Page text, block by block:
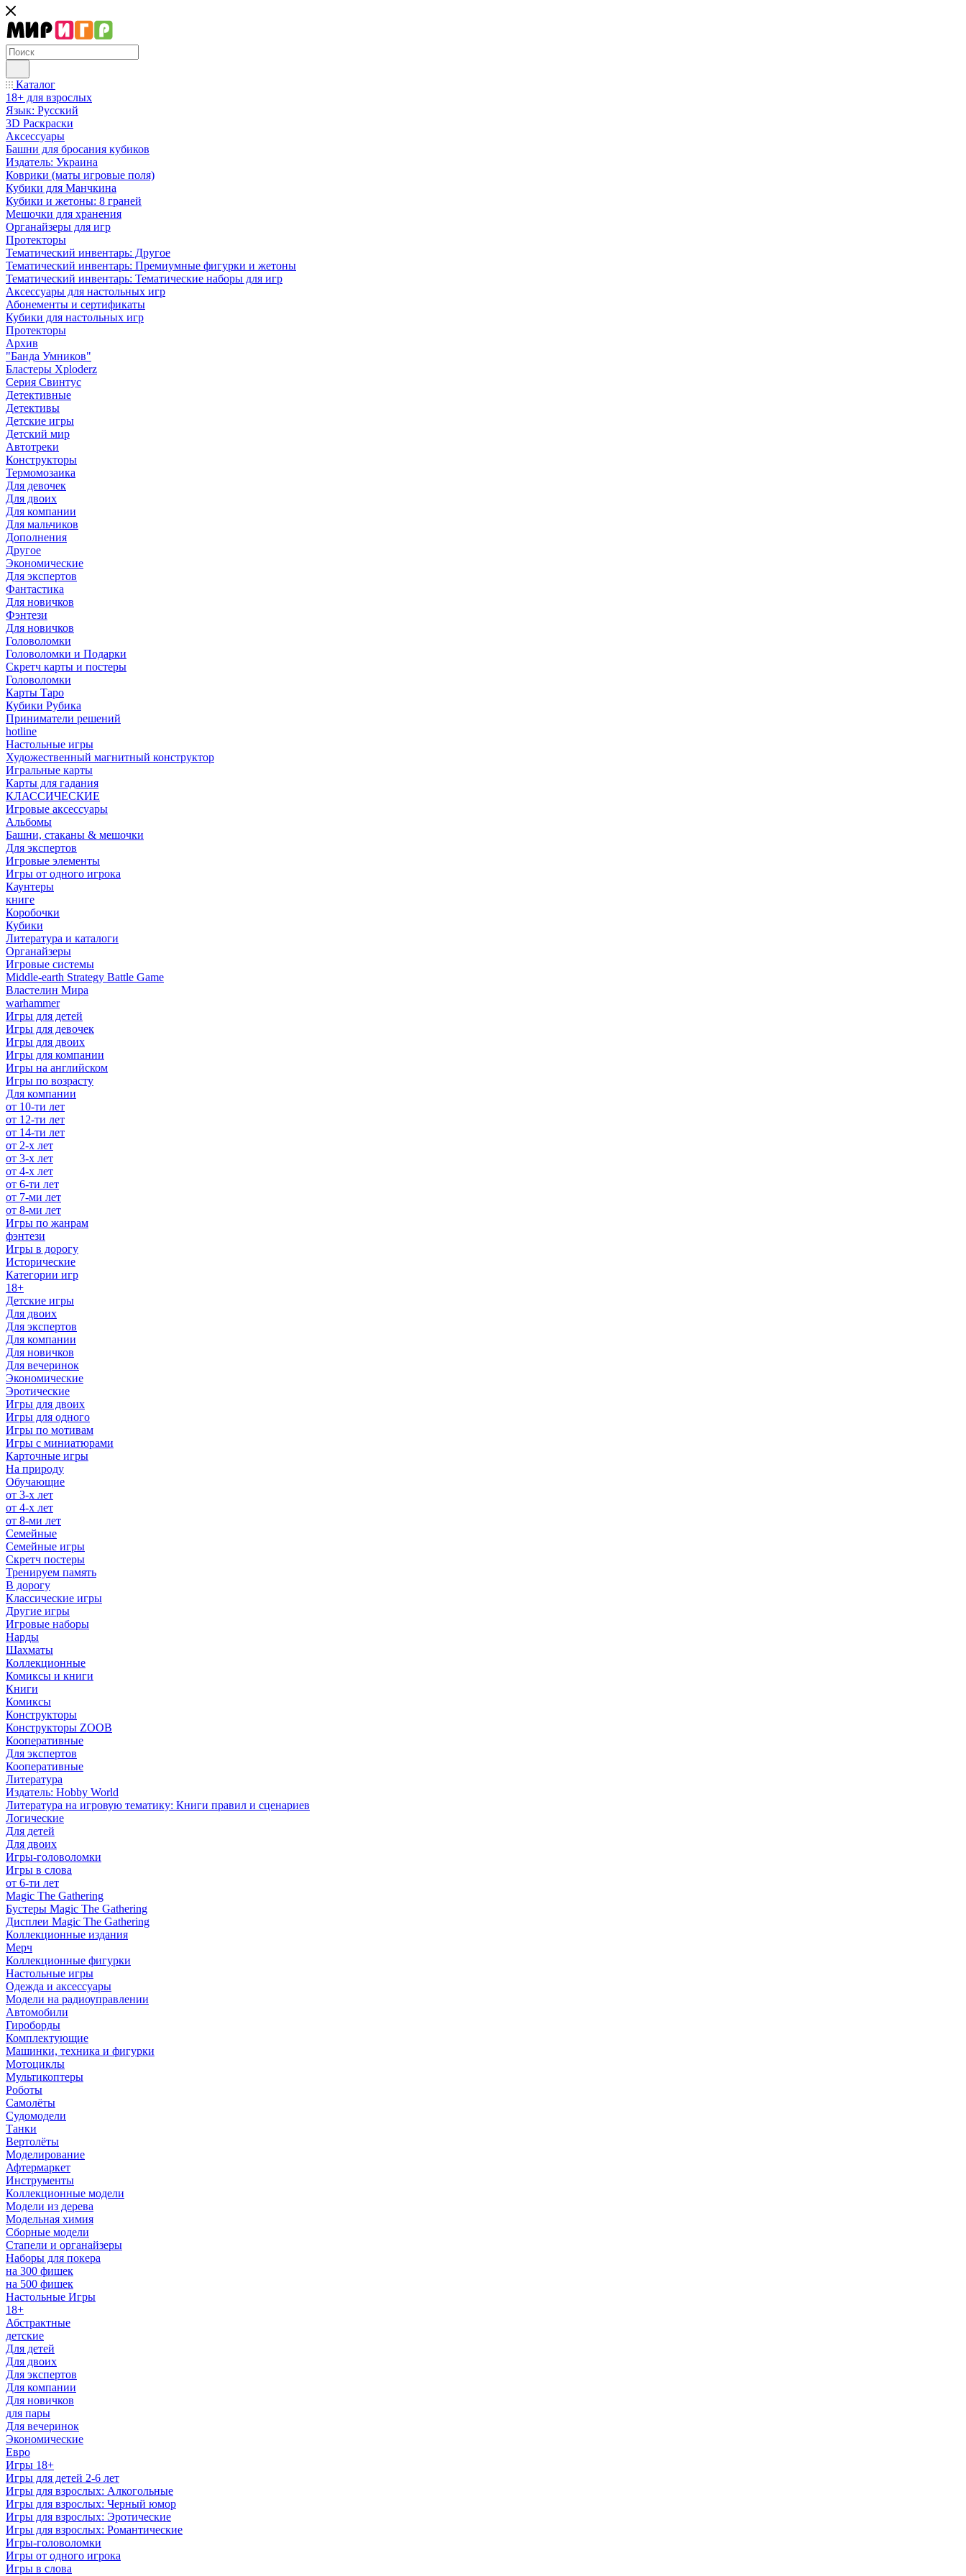
Каталог
18+ для взрослых
Язык: Русский
3D Раскраски
Аксессуары
Башни для бросания кубиков
Издатель: Украина
Коврики (маты игровые поля)
Кубики для Манчкина
Кубики и жетоны: 8 граней
Мешочки для хранения
Органайзеры для игр
Протекторы
Тематический инвентарь: Другое
Тематический инвентарь: Премиумные фигурки и жетоны
Тематический инвентарь: Тематические наборы для игр
Аксессуары для настольных игр
Абонементы и сертификаты
Кубики для настольных игр
Протекторы
Архив
"Банда Умников"
Бластеры Xploderz
Cерия Свинтус
Детективные
Детективы
Детские игры
Детский мир
Автотреки
Конструкторы
Термомозаика
Для девочек
Для двоих
Для компании
Для мальчиков
Дополнения
Другое
Экономические
Для экспертов
Фантастика
Для новичков
Фэнтези
Для новичков
Головоломки
Головоломки и Подарки
Cкретч карты и постеры
Головоломки
Карты Таро
Кубики Рубика
Приниматели решений
hotline
Настольные игры
Художественный магнитный конструктор
Игральные карты
Карты для гадания
КЛАССИЧЕСКИЕ
Игровые аксессуары
Альбомы
Башни, стаканы & мешочки
Для экспертов
Игровые элементы
Игры от одного игрока
Каунтеры
книге
Коробочки
Кубики
Литература и каталоги
Органайзеры
Игровые системы
Middle-earth Strategy Battle Game
Властелин Мира
warhammer
Игры для детей
Игры для девочек
Игры для двоих
Игры для компании
Игры на английском
Игры по возрасту
Для компании
от 10-ти лет
от 12-ти лет
от 14-ти лет
от 2-х лет
от 3-х лет
от 4-х лет
от 6-ти лет
от 7-ми лет
от 8-ми лет
Игры по жанрам
фэнтези
Игры в дорогу
Исторические
Категории игр
18+
Детские игры
Для двоих
Для экспертов
Для компании
Для новичков
Для вечеринок
Экономические
Эротические
Игры для двоих
Игры для одного
Игры по мотивам
Игры с миниатюрами
Карточные игры
На природу
Обучающие
от 3-х лет
от 4-х лет
от 8-ми лет
Семейные
Семейные игры
Скретч постеры
Тренируем память
В дорогу
Классические игры
Другие игры
Игровые наборы
Нарды
Шахматы
Коллекционные
Комиксы и книги
Книги
Комиксы
Конструкторы
Конструкторы ZOOB
Кооперативные
Для экспертов
Кооперативные
Литература
Издатель: Hobby World
Литература на игровую тематику: Книги правил и сценариев
Логические
Для детей
Для двоих
Игры-головоломки
Игры в слова
от 6-ти лет
Magic The Gathering
Бустеры Magic The Gathering
Дисплеи Magic The Gathering
Коллекционные издания
Мерч
Коллекционные фигурки
Настольные игры
Одежда и аксессуары
Модели на радиоуправлении
Автомобили
Гироборды
Комплектующие
Машинки, техника и фигурки
Мотоциклы
Мультикоптеры
Роботы
Самолёты
Судомодели
Танки
Вертолёты
Моделирование
Афтермаркет
Инструменты
Коллекционные модели
Модели из дерева
Модельная химия
Сборные модели
Стапели и органайзеры
Наборы для покера
на 300 фишек
на 500 фишек
Настольные Игры
18+
Абстрактные
детские
Для детей
Для двоих
Для экспертов
Для компании
Для новичков
для пары
Для вечеринок
Экономические
Евро
Игры 18+
Игры для детей 2-6 лет
Игры для взрослых: Алкогольные
Игры для взрослых: Черный юмор
Игры для взрослых: Эротические
Игры для взрослых: Романтические
Игры-головоломки
Игры от одного игрока
Игры в слова